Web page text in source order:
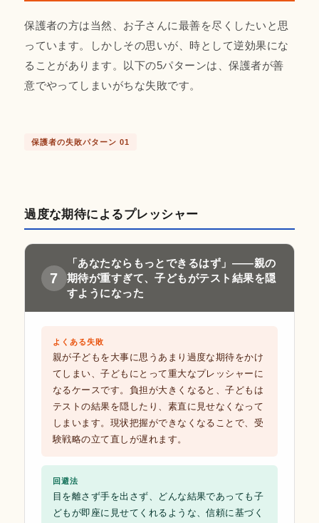
保護者の方は当然、お子さんに最善を尽くしたいと思
っています。しかしその思いが、時として逆効果にな
ることがあります。以下の5パターンは、保護者が善
意でやってしまいがちな失敗です。
保護者の失敗パターン 01
過度な期待によるプレッシャー
7
「あなたならもっとできるはず」——親の
期待が重すぎて、子どもがテスト結果を隠
すようになった
よくある失敗
親が子どもを大事に思うあまり過度な期待をかけ
てしまい、子どもにとって重大なプレッシャーに
なるケースです。負担が大きくなると、子どもは
テストの結果を隠したり、素直に見せなくなって
しまいます。現状把握ができなくなることで、受
験戦略の立て直しが遅れます。
回避法
目を離さず手を出さず、どんな結果であっても子
どもが即座に見せてくれるような、信頼に基づく